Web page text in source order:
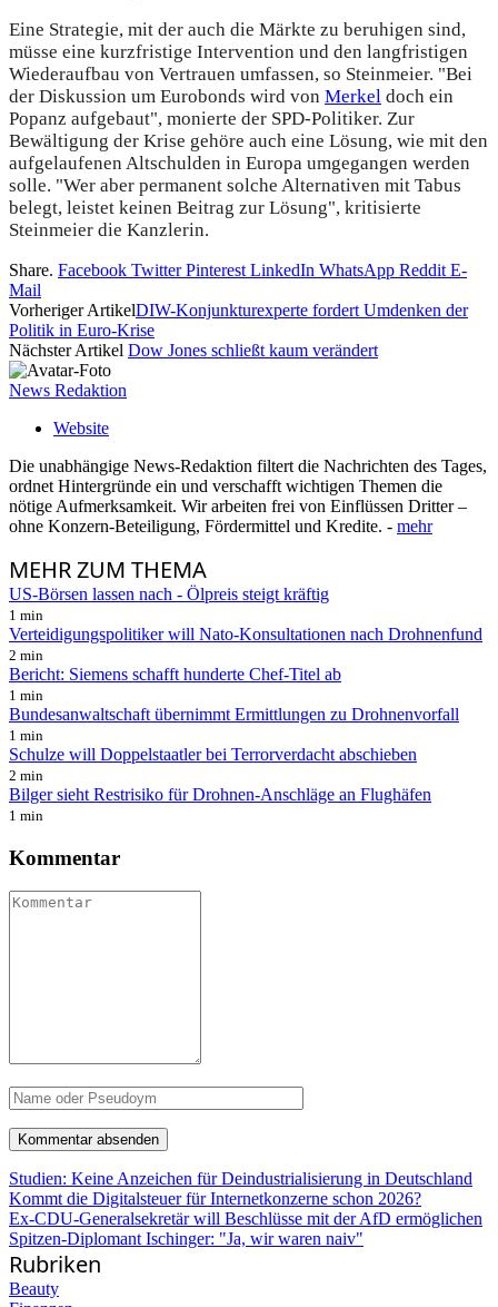
Eine Strategie, mit der auch die Märkte zu beruhigen sind,
müsse eine kurzfristige Intervention und den langfristigen
Wiederaufbau von Vertrauen umfassen, so Steinmeier. "Bei
der Diskussion um Eurobonds wird von Merkel doch ein
Popanz aufgebaut", monierte der SPD-Politiker. Zur
Bewältigung der Krise gehöre auch eine Lösung, wie mit den
aufgelaufenen Altschulden in Europa umgegangen werden
solle. "Wer aber permanent solche Alternativen mit Tabus
belegt, leistet keinen Beitrag zur Lösung", kritisierte
Steinmeier die Kanzlerin.
Share. Facebook Twitter Pinterest LinkedIn WhatsApp Reddit E-
Mail
Vorheriger ArtikelDIW-Konjunkturexperte fordert Umdenken der
Politik in Euro-Krise
Nächster Artikel Dow Jones schließt kaum verändert
News Redaktion
Website
Die unabhängige News-Redaktion filtert die Nachrichten des Tages,
ordnet Hintergründe ein und verschafft wichtigen Themen die
nötige Aufmerksamkeit. Wir arbeiten frei von Einflüssen Dritter –
ohne Konzern-Beteiligung, Fördermittel und Kredite. - mehr
MEHRZUM THEMA
US-Börsen lassen nach - Ölpreis steigt kräftig
1 min
Verteidigungspolitiker will Nato-Konsultationen nach Drohnenfund
2 min
Bericht: Siemens schafft hunderte Chef-Titel ab
1 min
Bundesanwaltschaft übernimmt Ermittlungen zu Drohnenvorfall
1 min
Schulze will Doppelstaatler bei Terrorverdacht abschieben
2 min
Bilger sieht Restrisiko für Drohnen-Anschläge an Flughäfen
1 min
Kommentar
Studien: Keine Anzeichen für Deindustrialisierung in Deutschland
Kommt die Digitalsteuer für Internetkonzerne schon 2026?
Ex-CDU-Generalsekretär will Beschlüsse mit der AfD ermöglichen
Spitzen-Diplomant Ischinger: "Ja, wir waren naiv"
Rubriken
Beauty